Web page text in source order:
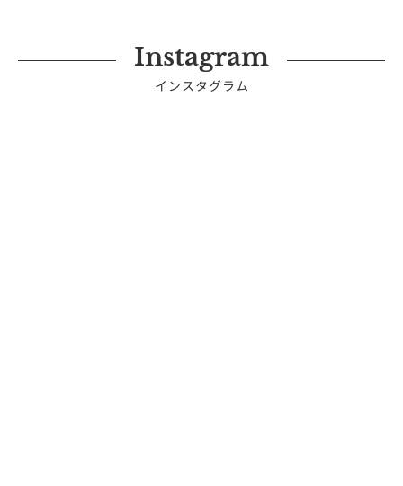
Instagram
インスタグラム